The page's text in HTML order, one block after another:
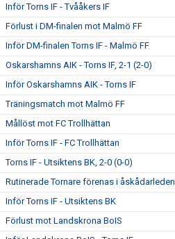
Inför Torns IF - Tvååkers IF
Förlust i DM-finalen mot Malmö FF
Inför DM-finalen Torns IF - Malmö FF
Oskarshamns AIK - Torns IF, 2-1 (2-0)
Inför Oskarshamns AIK - Torns IF
Träningsmatch mot Malmö FF
Mållöst mot FC Trollhättan
Inför Torns IF - FC Trollhättan
Torns IF - Utsiktens BK, 2-0 (0-0)
Rutinerade Tornare förenas i åskådarleden
Inför Torns IF - Utsiktens BK
Förlust mot Landskrona BoIS